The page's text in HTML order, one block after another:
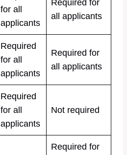
for all
applicants
Required for
all applicants
Required
for all
applicants
Required for
all applicants
Required
for all
applicants
Not required
Required for